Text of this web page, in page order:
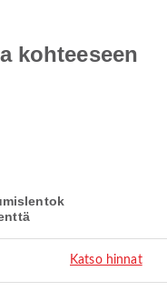
kohteeseen
Katso hinnat